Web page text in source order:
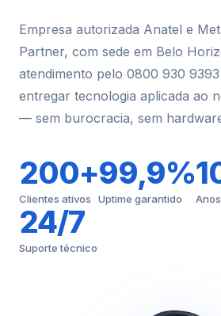
Empresa autorizada Anatel e
Partner, com sede em Belo
atendimento pelo 0800 930
entregar tecnologia aplicada ao
— sem burocracia, sem
200+
Clientes ativos
99,9%
Uptime garantido
24/7
Suporte técnico